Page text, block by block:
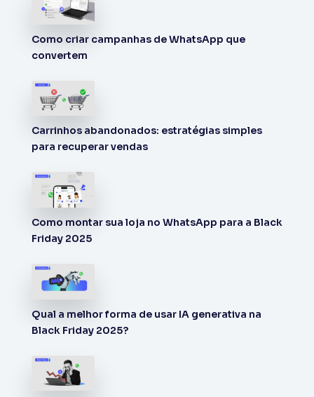
Como criar campanhas de WhatsApp que
convertem
Carrinhos abandonados: estratégias simples
para recuperar vendas
Como montar sua loja no WhatsApp para a Black
Friday 2025
Qual a melhor forma de usar IA generativa na
Black Friday 2025?